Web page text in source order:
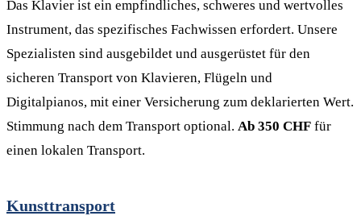
Das Klavier ist ein empfindliches, schweres und wertvolles
Instrument, das spezifisches Fachwissen erfordert. Unsere
Spezialisten sind ausgebildet und ausgerüstet für den
sicheren Transport von Klavieren, Flügeln und
Digitalpianos, mit einer Versicherung zum deklarierten Wert.
Stimmung nach dem Transport optional. Ab 350 CHF für
einen lokalen Transport.
Kunsttransport